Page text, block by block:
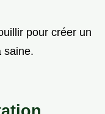
pour créer un
saine.